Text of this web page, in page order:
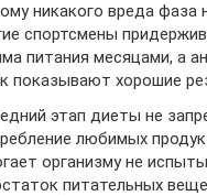
никакого вреда фаза
спортсмены
питания месяцами, а
показывают хорошие
этап диеты не
любимых
организму не
питательных